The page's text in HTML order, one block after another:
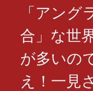
「アング
合」な世
が多いの
え！一見